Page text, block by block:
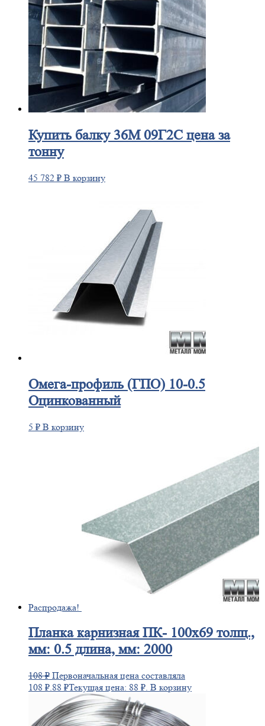
Купитьбалку 36М 09Г2С цена за
тонну
45 782 ₽ В корзину
Омега-профиль(ГПО) 10-0.5
Оцинкованный
5 ₽ В корзину
Распродажа!
Планкакарнизная ПК- 100х69 толщ.,
мм: 0.5 длина, мм: 2000
108₽ Первоначальная цена составляла
108 ₽.88 ₽Текущая цена: 88 ₽. В корзину